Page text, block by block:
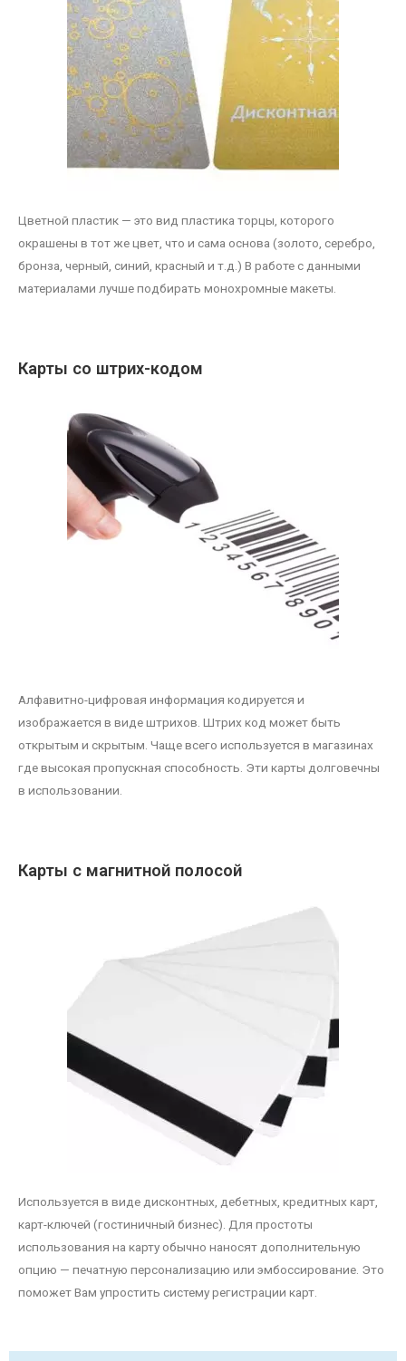
Цветной пластик — это вид пластика торцы, которого
окрашены в тот же цвет, что и сама основа (золото, серебро,
бронза, черный, синий, красный и т.д.) В работе с данными
материалами лучше подбирать монохромные макеты.
Карты со штрих-кодом
Алфавитно-цифровая информация кодируется и
изображается в виде штрихов. Штрих код может быть
открытым и скрытым. Чаще всего используется в магазинах
где высокая пропускная способность. Эти карты долговечны
в использовании.
Карты с магнитной полосой
Используется в виде дисконтных, дебетных, кредитных карт,
карт-ключей (гостиничный бизнес). Для простоты
использования на карту обычно наносят дополнительную
опцию — печатную персонализацию или эмбоссирование. Это
поможет Вам упростить систему регистрации карт.